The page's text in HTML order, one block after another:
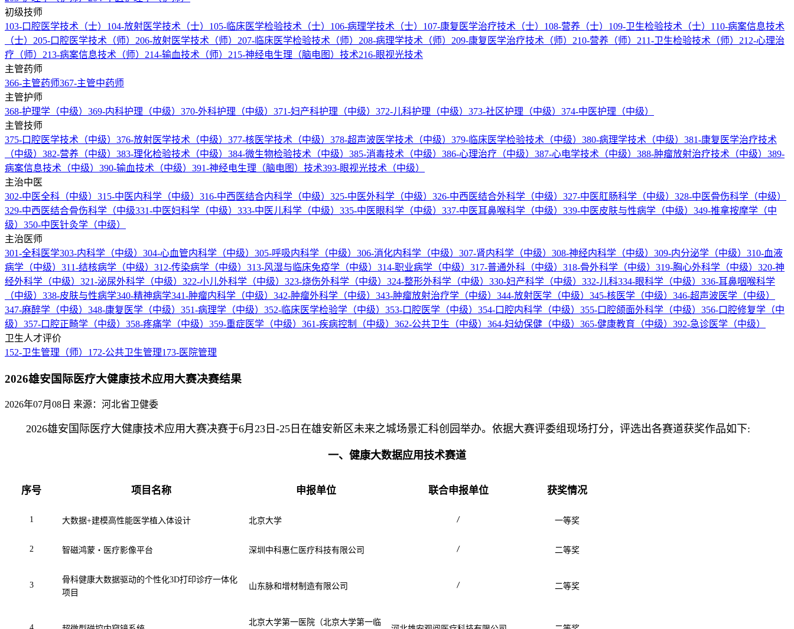
初级技师
103-口腔医学技术（士） 104-放射医学技术（士） 105-临床医学检验技术（士） 106-病理学技术（士） 107-康复医学治疗技术（士） 108-营养（士） 109-卫生检验技术（士） 110-病案信息技术
（士） 205-口腔医学技术（师） 206-放射医学技术（师） 207-临床医学检验技术（师） 208-病理学技术（师） 209-康复医学治疗技术（师） 210-营养（师） 211-卫生检验技术（师） 212-心理治
疗（师） 213-病案信息技术（师） 214-输血技术（师） 215-神经电生理（脑电图）技术216-眼视光技术
主管药师
366-主管药师367-主管中药师
主管护师
368-护理学（中级） 369-内科护理（中级） 370-外科护理（中级） 371-妇产科护理（中级） 372-儿科护理（中级） 373-社区护理（中级） 374-中医护理（中级）
主管技师
375-口腔医学技术（中级） 376-放射医学技术（中级） 377-核医学技术（中级） 378-超声波医学技术（中级） 379-临床医学检验技术（中级） 380-病理学技术（中级） 381-康复医学治疗技术
（中级） 382-营养（中级） 383-理化检验技术（中级） 384-微生物检验技术（中级） 385-消毒技术（中级） 386-心理治疗（中级） 387-心电学技术（中级） 388-肿瘤放射治疗技术（中级） 389-
病案信息技术（中级） 390-输血技术（中级） 391-神经电生理（脑电图）技术393-眼视光技术（中级）
主治中医
302-中医全科（中级） 315-中医内科学（中级） 316-中西医结合内科学（中级） 325-中医外科学（中级） 326-中西医结合外科学（中级） 327-中医肛肠科学（中级） 328-中医骨伤科学（中级）
329-中西医结合骨伤科学（中级331-中医妇科学（中级） 333-中医儿科学（中级） 335-中医眼科学（中级） 337-中医耳鼻喉科学（中级） 339-中医皮肤与性病学（中级） 349-推拿按摩学（中
级） 350-中医针灸学（中级）
主治医师
301-全科医学303-内科学（中级） 304-心血管内科学（中级） 305-呼吸内科学（中级） 306-消化内科学（中级） 307-肾内科学（中级） 308-神经内科学（中级） 309-内分泌学（中级） 310-血液
病学（中级） 311-结核病学（中级） 312-传染病学（中级） 313-风湿与临床免疫学（中级） 314-职业病学（中级） 317-普通外科（中级） 318-骨外科学（中级） 319-胸心外科学（中级） 320-神
经外科学（中级） 321-泌尿外科学（中级） 322-小儿外科学（中级） 323-烧伤外科学（中级） 324-整形外科学（中级） 330-妇产科学（中级） 332-儿科334-眼科学（中级） 336-耳鼻咽喉科学
（中级） 338-皮肤与性病学340-精神病学341-肿瘤内科学（中级） 342-肿瘤外科学（中级） 343-肿瘤放射治疗学（中级） 344-放射医学（中级） 345-核医学（中级） 346-超声波医学（中级）
347-麻醉学（中级） 348-康复医学（中级） 351-病理学（中级） 352-临床医学检验学（中级） 353-口腔医学（中级） 354-口腔内科学（中级） 355-口腔颌面外科学（中级） 356-口腔修复学（中
级） 357-口腔正畸学（中级） 358-疼痛学（中级） 359-重症医学（中级） 361-疾病控制（中级） 362-公共卫生（中级） 364-妇幼保健（中级） 365-健康教育（中级） 392-急诊医学（中级）
卫生人才评价
152-卫生管理（师） 172-公共卫生管理173-医院管理
2026雄安国际医疗大健康技术应用大赛决赛结果
2026年07月08日 来源：河北省卫健委
2026雄安国际医疗大健康技术应用大赛决赛于6月23日-25日在雄安新区未来之城场景汇科创园举办。依据大赛评委组现场打分，评选出各赛道获奖作品如下:
一、健康大数据应用技术赛道
序号 项目名称 申报单位 联合申报单位 获奖情况
1 大数据+建模高性能医学植入体设计 北京大学 / 一等奖
2 智磁鸿蒙・医疗影像平台 深圳中科惠仁医疗科技有限公司 / 二等奖
3
骨科健康大数据驱动的个性化3D打印诊疗一体化
项目
山东脉和增材制造有限公司 / 二等奖
北京大学第一医院（北京大学第一临